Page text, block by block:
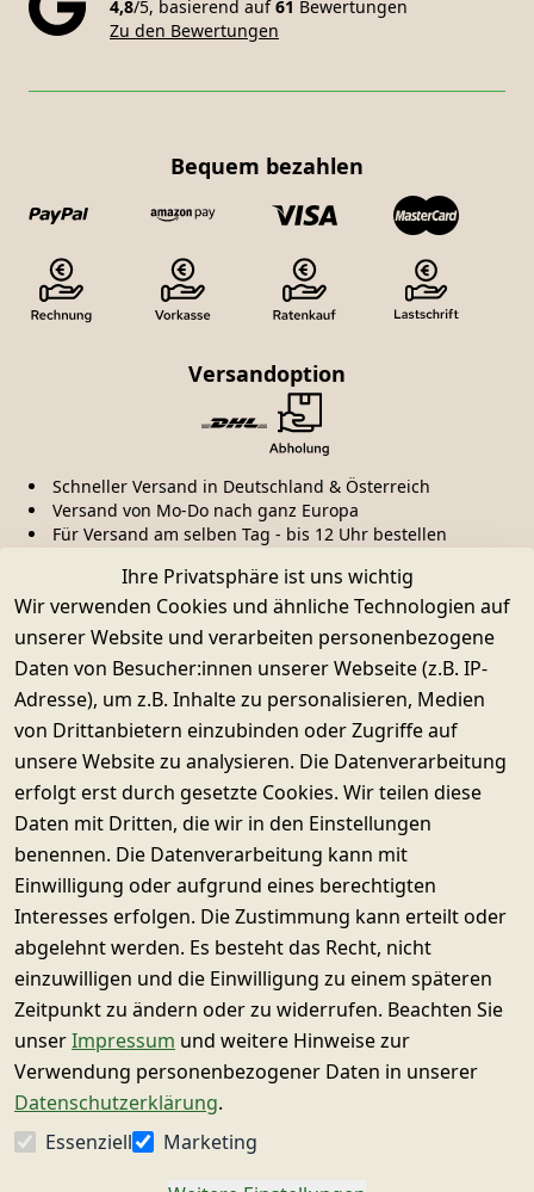
Ihre Privatsphäre ist uns wichtig
Wir verwenden Cookies und ähnliche Technologien auf
unserer Website und verarbeiten personenbezogene
Daten von Besucher:innen unserer Webseite (z.B. IP-
Adresse), um z.B. Inhalte zu personalisieren, Medien
von Drittanbietern einzubinden oder Zugriffe auf
unsere Website zu analysieren. Die Datenverarbeitung
erfolgt erst durch gesetzte Cookies. Wir teilen diese
Daten mit Dritten, die wir in den Einstellungen
benennen. Die Datenverarbeitung kann mit
Einwilligung oder aufgrund eines berechtigten
Interesses erfolgen. Die Zustimmung kann erteilt oder
abgelehnt werden. Es besteht das Recht, nicht
einzuwilligen und die Einwilligung zu einem späteren
Zeitpunkt zu ändern oder zu widerrufen. Beachten Sie
unserImpressum und weitere Hinweise zur
Verwendung personenbezogener Daten in unserer
Datenschutzerklärung.
Essenziell
Marketing
4,8/5, basierend auf61 Bewertungen
Zu den Bewertungen
Bequem bezahlen
Versandoption
Schneller Versand in Deutschland & Österreich
Versand von Mo-Do nach ganz Europa
Für Versand am selben Tag - bis 12 Uhr bestellen
Kauf ohne Risiko
Käuferschutz & Datenschutz
Sichere SSL-Verschlüsselung
Widerrufsrecht
© SUPERWURM GmbH & Co. KG
Impressum
Datenschutz
Barrierefreiheitserklärung
Zahlung & Versand
Widerrufsrecht
AGB
Händler und Versender
Vertrag widerrufen